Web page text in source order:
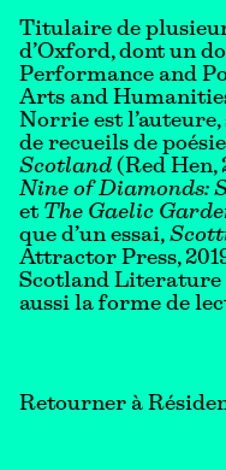
Titulaire de
d’Oxford, dont un
Performance and
Arts and
Norrie est
de recueils de poésie
Scotland (Red Hen,
Nine of Diamonds:
et The Gaelic
que d’un essai,
Attractor Press,
Scotland Literature
aussi la forme de
Retourner à